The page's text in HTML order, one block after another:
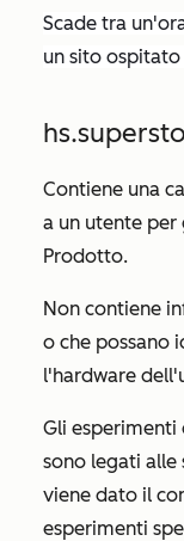
Scade tra
un sito
Contiene una
a un utente
Prodotto.
Non contiene
o che possano
l'hardware
Gli esperimenti
sono legati alle
viene dato il
esperimenti